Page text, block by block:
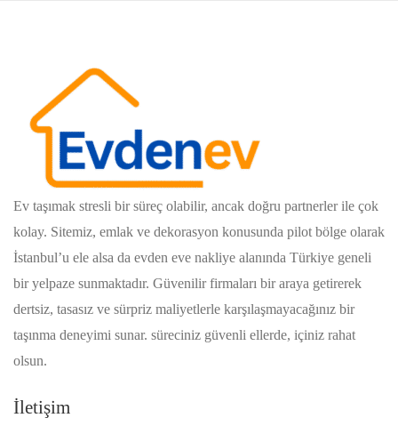
Ev taşımak stresli bir süreç olabilir, ancak doğru partnerler ile çok
kolay. Sitemiz, emlak ve dekorasyon konusunda pilot bölge olarak
İstanbul’u ele alsa da evden eve nakliye alanında Türkiye geneli
bir yelpaze sunmaktadır. Güvenilir firmaları bir araya getirerek
dertsiz, tasasız ve sürpriz maliyetlerle karşılaşmayacağınız bir
taşınma deneyimi sunar. süreciniz güvenli ellerde, içiniz rahat
olsun.
İletişim